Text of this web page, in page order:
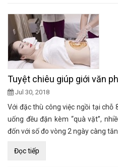
Tuyệt chiêu giúp giới văn
Jul 30, 2018
Với đặc thù công việc ngồi tại chỗ
uống đều đặn kèm “quà vặt”,
đốn với số đo vòng 2 ngày càng
Đọc tiếp